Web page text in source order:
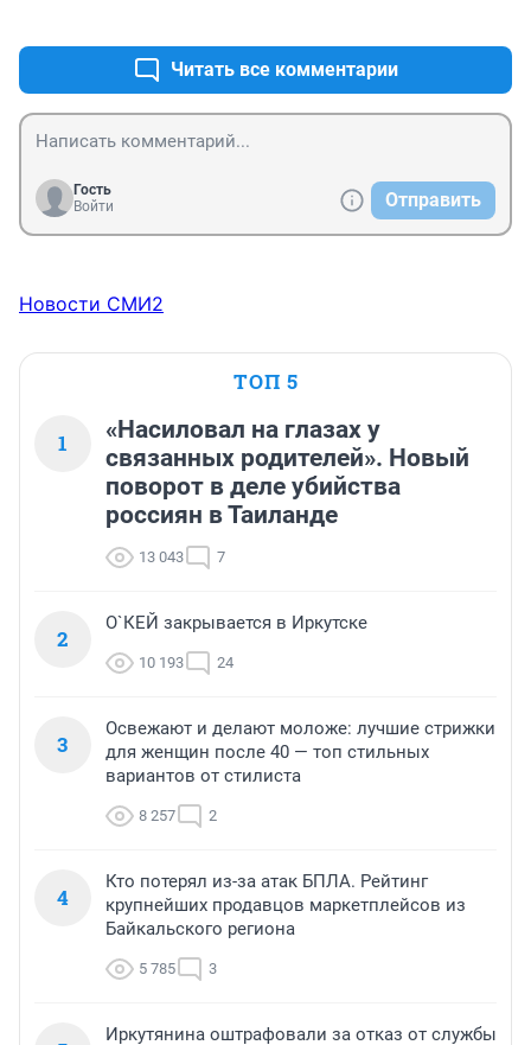
Читать все комментарии
Гость
Войти
Отправить
Новости СМИ2
ТОП 5
1
«Насиловал на глазах у
связанных родителей». Новый
поворот в деле убийства
россиян в Таиланде
13 043 7
2
О`КЕЙ закрывается в Иркутске
10 193 24
3
Освежают и делают моложе: лучшие стрижки
для женщин после 40 — топ стильных
вариантов от стилиста
8 257 2
4
Кто потерял из-за атак БПЛА. Рейтинг
крупнейших продавцов маркетплейсов из
Байкальского региона
5 785 3
Иркутянина оштрафовали за отказ от службы